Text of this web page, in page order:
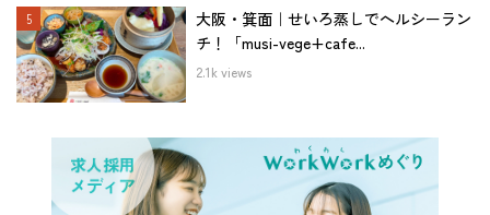
大阪・箕面｜せいろ蒸しでヘルシーラン
チ！「musi-vege+cafe...
2.1k views